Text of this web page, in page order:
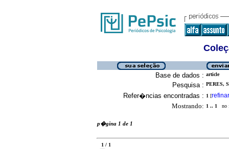
Base de dados : article
Pesquisa : PERES,
Refer�ncias encontradas : 1 [refinar
Mostrando: 1 .. 1 no
p�gina 1 de 1
1 / 1